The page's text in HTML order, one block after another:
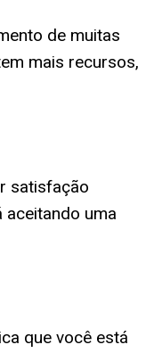
de muitas
mais recursos,
satisfação
aceitando uma
que você está